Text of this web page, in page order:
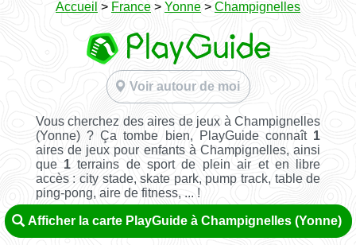
Accueil > France > Yonne > Champignelles
Voir autour de moi
Vous cherchez des aires de jeux à Champignelles
(Yonne) ? Ça tombe bien, PlayGuide connaît 1
aires de jeux pour enfants à Champignelles, ainsi
que 1 terrains de sport de plein air et en libre
accès : city stade, skate park, pump track, table de
ping-pong, aire de fitness, ... !
Afficher la carte PlayGuide à Champignelles (Yonne)